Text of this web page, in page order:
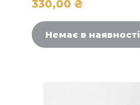
330,00 ₴
Діапазон
цін:
від
Немає в наявності